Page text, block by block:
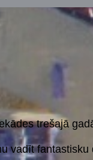
trešajā
vadīt